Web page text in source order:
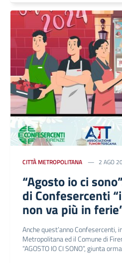
CITTÀ METROPOLITANA 2 AGO
“Agosto io ci
di Confesercenti
non va più in
Anche quest’anno Confesercenti,
Metropolitana ed il Comune di
“AGOSTO IO CI SONO”, giunta